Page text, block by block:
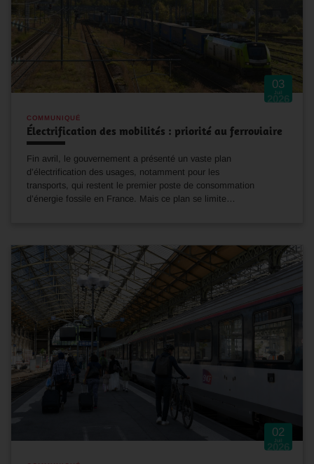
03
Juil
2026
COMMUNIQUÉ
Électrification des mobilités : priorité au ferroviaire
Fin avril, le gouvernement a présenté un vaste plan
d’électrification des usages, notamment pour les
transports, qui restent le premier poste de consommation
d’énergie fossile en France. Mais ce plan se limite…
02
Juil
2026